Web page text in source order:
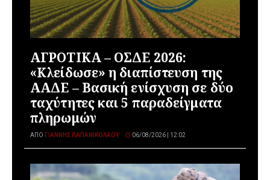
ΑΓΡΟΤΙΚΑ – ΟΣΔΕ 2026:
«Κλείδωσε» η διαπίστευση της
ΑΑΔΕ – Βασική ενίσχυση σε δύο
ταχύτητες και 5 παραδείγματα
πληρωμών
ΑΠΌ ΓΙΆΝΝΗΣ ΠΑΠΑΝΙΚΟΛΆΟΥ 06/08/2026 | 12:02